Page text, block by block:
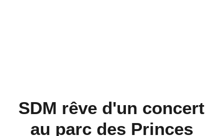
SDM rêve d'un concert
au parc des Princes